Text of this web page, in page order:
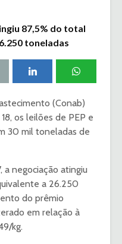
87,5% do total
toneladas
(Conab)
os leilões de PEP e
30 mil toneladas de
a negociação atingiu
a 26.250
do prêmio
em relação à
kg.